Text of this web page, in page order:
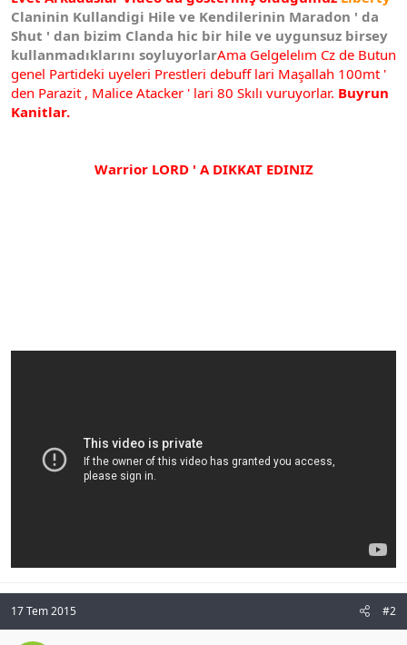
t
a
n
i
h
i
Claninin Kullandigi Hile ve Kendilerinin Maradon ' da
Shut ' dan bizim Clanda hic bir hile ve uygunsuz birsey
kullanmadıklarını soyluyorlarAma Gelgelelım Cz de Butun
genel Partideki uyeleri Prestleri debuff lari Maşallah 100mt '
den Parazit , Malice Atacker ' lari 80 Skılı vuruyorlar. Buyrun
Kanitlar.
Warrior LORD ' A DIKKAT EDINIZ
17 Tem 2015 #2